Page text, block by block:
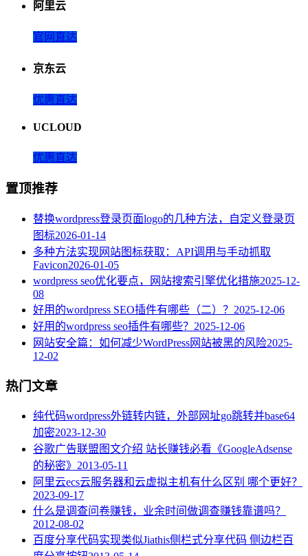
阿里云
官网直达
京东云
优惠直达
UCLOUD
优惠直达
置顶推荐
替换wordpress登录页面logo的几种方法，自定义登录页
图标2026-01-14
多种方法实现网站图标获取：API调用与手动抓取
Favicon2026-01-05
wordpress seo优化要点，网站搜索引擎优化措施2025-12-
08
好用的wordpress SEO插件有哪些（二）？ 2025-12-06
好用的wordpress seo插件有哪些？ 2025-12-06
网站安全篇：如何减少WordPress网站被黑的风险2025-
12-02
热门文章
纯代码wordpress外链转内链，外部网址go跳转并base64
加密2023-12-30
谷歌广告联盟图文介绍 站长赚钱必看《GoogleAdsense
的秘密》 2013-05-11
阿里云ecs云服务器和云虚拟主机有什么区别 哪个更好？
2023-09-17
什么是调查问卷赚钱，业余时间做调查赚钱靠谱吗？
2012-08-02
百度分享代码实现类似Jiathis侧栏式分享代码 侧边栏百